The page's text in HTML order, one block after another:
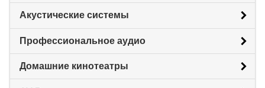
Акустические системы
Профессиональное аудио
Домашние кинотеатры